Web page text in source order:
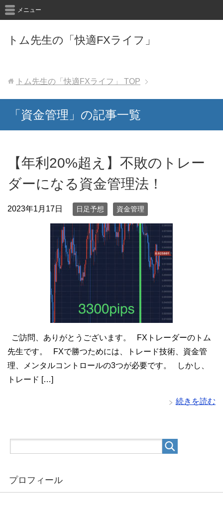
トム先生の「快適FXライフ」
メニュー
トム先生の「快適FXライフ」 TOP
「資金管理」の記事一覧
【年利20%超え】不敗のトレー
ダーになる資金管理法！
2023年1月17日 日足予想 資金管理
ご訪問、ありがとうございます。 FXトレーダーのトム
先生です。 FXで勝つためには、トレード技術、資金管
理、メンタルコントロールの3つが必要です。 しかし、
トレード […]
続きを読む
プロフィール